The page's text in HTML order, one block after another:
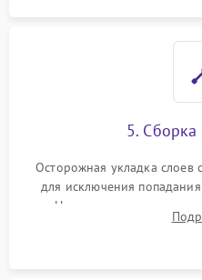
5. Сборка
Осторожная укладка слоев
для исключения
Надежное подключение
аккуратное защелкивание